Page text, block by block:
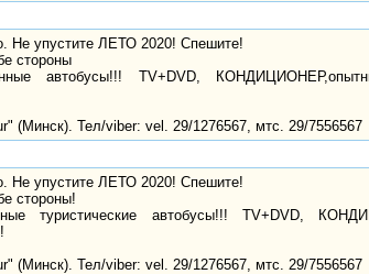
Не упустите ЛЕТО 2020! Спешите!
стороны
автобусы!!! TV+DVD,
(Минск). Тел/viber: vel. 29/1276567, мтс. 29/7556567
Не упустите ЛЕТО 2020! Спешите!
стороны!
туристические автобусы!!! TV+DVD,
(Минск). Тел/viber: vel. 29/1276567, мтс. 29/7556567